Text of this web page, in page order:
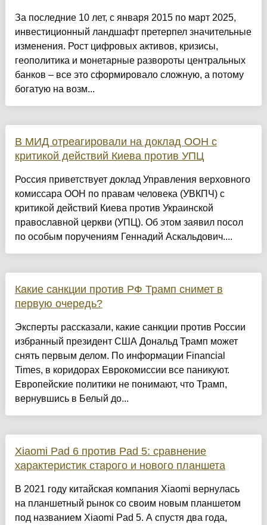
За последние 10 лет, с января 2015 по март 2025,
инвестиционный ландшафт претерпел значительные
изменения. Рост цифровых активов, кризисы,
геополитика и монетарные развороты центральных
банков – все это сформировало сложную, а потому
богатую на возм...
В МИД отреагировали на доклад ООН с
критикой действий Киева против УПЦ
Россия приветствует доклад Управления верховного
комиссара ООН по правам человека (УВКПЧ) с
критикой действий Киева против Украинской
православной церкви (УПЦ). Об этом заявил посол
по особым поручениям Геннадий Аскальдович....
Какие санкции против РФ Трамп снимет в
первую очередь?
Эксперты рассказали, какие санкции против России
избранный президент США Дональд Трамп может
снять первым делом. По информации Financial
Times, в коридорах Еврокомиссии все паникуют.
Европейские политики не понимают, что Трамп,
вернувшись в Белый до...
Xiaomi Pad 6 против Pad 5: сравнение
характеристик старого и нового планшета
В 2021 году китайская компания Xiaomi вернулась
на планшетный рынок со своим новым планшетом
под названием Xiaomi Pad 5. А спустя два года,